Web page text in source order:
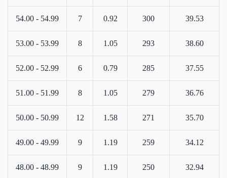
54.00 - 54.99 7 0.92 300 39.53
53.00 - 53.99 8 1.05 293 38.60
52.00 - 52.99 6 0.79 285 37.55
51.00 - 51.99 8 1.05 279 36.76
50.00 - 50.99 12 1.58 271 35.70
49.00 - 49.99 9 1.19 259 34.12
48.00 - 48.99 9 1.19 250 32.94